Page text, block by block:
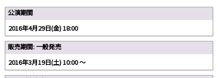
公演期間
2016年4月29日(金) 18:00
販売期間: 一般発売
2016年3月19日(土) 10:00 〜